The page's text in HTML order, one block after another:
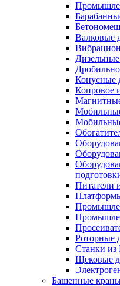
Валковые
Конусные
Копровое
Питатели
Роторные
Станки из
Щековые
Башенные